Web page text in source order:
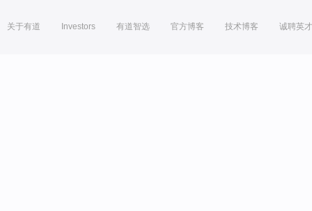
关于有道 Investors 有道智选 官方博客 技术博客 诚聘英才